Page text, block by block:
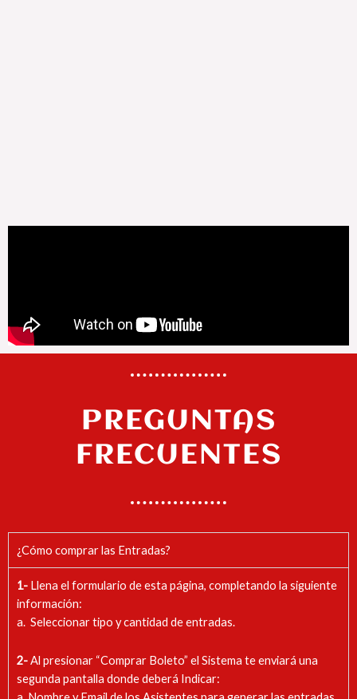
PREGUNTAS
FRECUENTES
¿Cómo comprar las Entradas?
1- Llena el formulario de esta página, completando la siguiente
información:
a. Seleccionar tipo y cantidad de entradas.
2-Al presionar “Comprar Boleto” el Sistema te enviará una
segunda pantalla donde deberá Indicar: